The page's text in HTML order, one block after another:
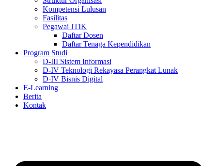
Kompetensi Lulusan
Fasilitas
Pegawai JTIK
Daftar Dosen
Daftar Tenaga Kependidikan
Program Studi
D-III Sistem Informasi
D-IV Teknologi Rekayasa Perangkat Lunak
D-IV Bisnis Digital
E-Learning
Berita
Kontak